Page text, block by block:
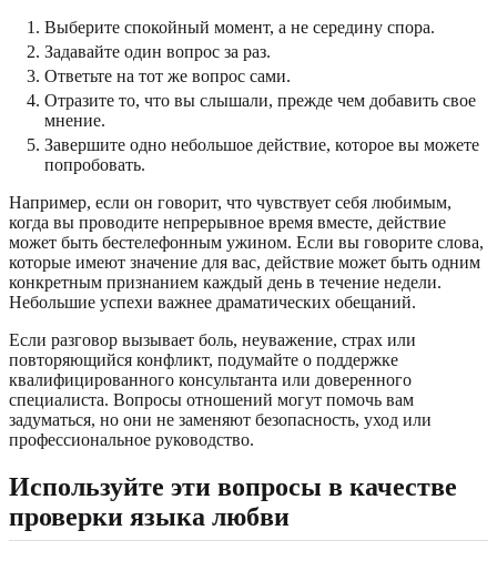
Выберите спокойный момент, а не середину спора.
Задавайте один вопрос за раз.
Ответьте на тот же вопрос сами.
Отразите то, что вы слышали, прежде чем добавить свое
мнение.
Завершите одно небольшое действие, которое вы можете
попробовать.
Например, если он говорит, что чувствует себя любимым,
когда вы проводите непрерывное время вместе, действие
может быть бестелефонным ужином. Если вы говорите слова,
которые имеют значение для вас, действие может быть одним
конкретным признанием каждый день в течение недели.
Небольшие успехи важнее драматических обещаний.
Если разговор вызывает боль, неуважение, страх или
повторяющийся конфликт, подумайте о поддержке
квалифицированного консультанта или доверенного
специалиста. Вопросы отношений могут помочь вам
задуматься, но они не заменяют безопасность, уход или
профессиональное руководство.
Используйте эти вопросы в качестве
проверки языка любви